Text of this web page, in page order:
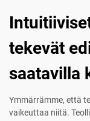
tekevät
saatavilla
Ymmärrämme, että
vaikeuttaa niitä.